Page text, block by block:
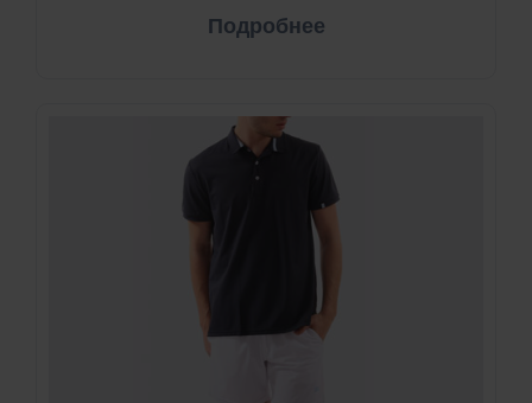
Подробнее